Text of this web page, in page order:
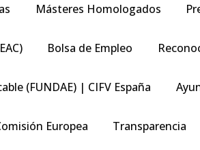
Másteres Homologados
Bolsa de Empleo
(FUNDAE) | CIFV España
Europea Transparencia